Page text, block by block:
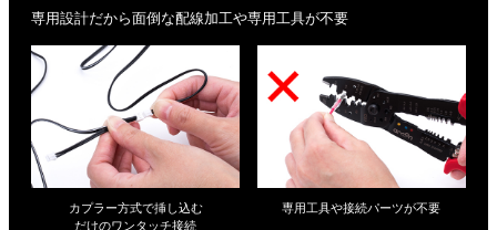
専用設計だから面倒な配線加工や専用工具が不要
カプラー方式で挿し込む
だけのワンタッチ接続
専用工具や接続パーツが不要